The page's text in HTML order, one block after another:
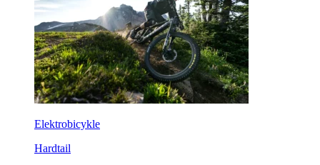
Elektrobicykle
Hardtail